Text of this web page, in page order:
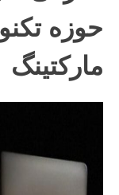
حوزه
مارکتینگ